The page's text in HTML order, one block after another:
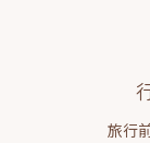
旅行